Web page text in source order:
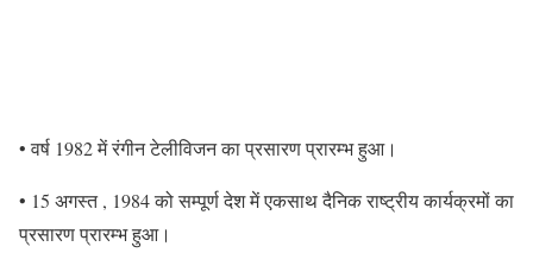
• वर्ष 1982 में रंगीन टेलीविजन का प्रसारण प्रारम्भ हुआ।
• 15 अगस्त , 1984 को सम्पूर्ण देश में एकसाथ दैनिक राष्ट्रीय कार्यक्रमों का
प्रसारण प्रारम्भ हुआ।